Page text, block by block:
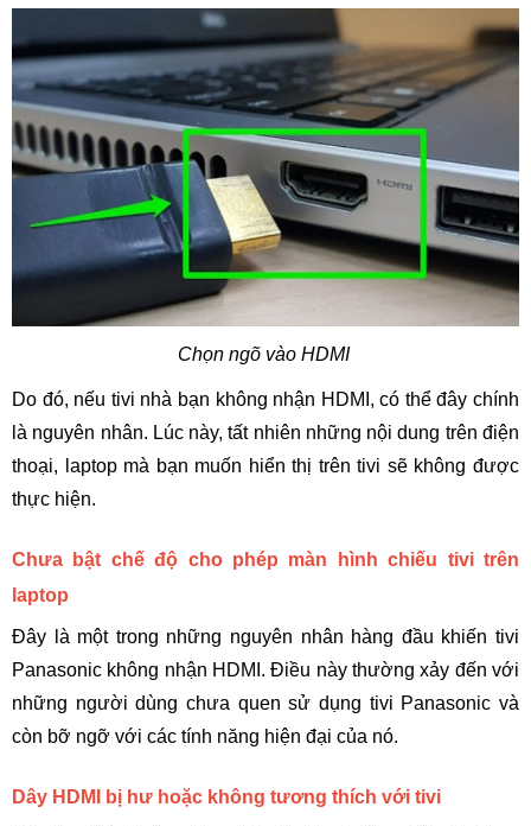
Chọn ngõ vào HDMI
Do đó, nếu tivi nhà bạn không nhận HDMI, có thể đây chính
là nguyên nhân. Lúc này, tất nhiên những nội dung trên điện
thoại, laptop mà bạn muốn hiển thị trên tivi sẽ không được
thực hiện.
Chưa bật chế độ cho phép màn hình chiếu tivi trên
laptop
Đây là một trong những nguyên nhân hàng đầu khiến tivi
Panasonic không nhận HDMI. Điều này thường xảy đến với
những người dùng chưa quen sử dụng tivi Panasonic và
còn bỡ ngỡ với các tính năng hiện đại của nó.
Dây HDMI bị hư hoặc không tương thích với tivi